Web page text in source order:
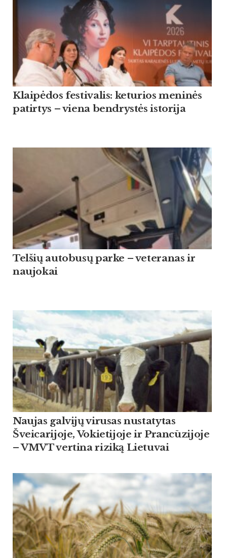
Klaipėdos festivalis: keturios meninės
patirtys – viena bendrystės istorija
Tel­šių au­to­busų par­ke – ve­te­ra­nas ir
nau­jo­kai
Naujas galvijų virusas nustatytas
Šveicarijoje, Vokietijoje ir Prancūzijoje
– VMVT vertina riziką Lietuvai